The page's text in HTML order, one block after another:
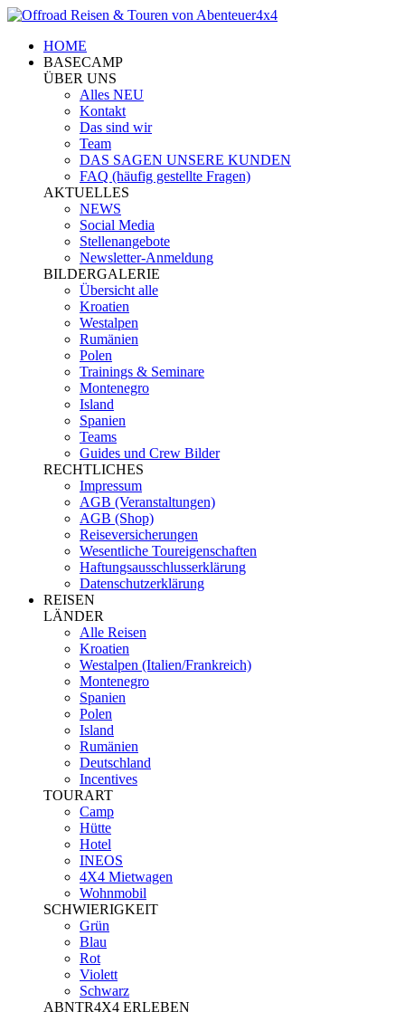
HOME
BASECAMP
ÜBER UNS
Alles NEU
Kontakt
Das sind wir
Team
DAS SAGEN UNSERE KUNDEN
FAQ (häufig gestellte Fragen)
AKTUELLES
NEWS
Social Media
Stellenangebote
Newsletter-Anmeldung
BILDERGALERIE
Übersicht alle
Kroatien
Westalpen
Rumänien
Polen
Trainings & Seminare
Montenegro
Island
Spanien
Teams
Guides und Crew Bilder
RECHTLICHES
Impressum
AGB (Veranstaltungen)
AGB (Shop)
Reiseversicherungen
Wesentliche Toureigenschaften
Haftungsausschlusserklärung
Datenschutzerklärung
REISEN
LÄNDER
Alle Reisen
Kroatien
Westalpen (Italien/Frankreich)
Montenegro
Spanien
Polen
Island
Rumänien
Deutschland
Incentives
TOURART
Camp
Hütte
Hotel
INEOS
4X4 Mietwagen
Wohnmobil
SCHWIERIGKEIT
Grün
Blau
Rot
Violett
Schwarz
ABNTR4X4 ERLEBEN